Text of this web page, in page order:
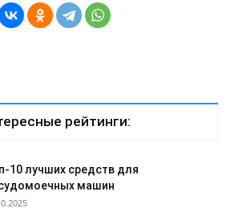
рейтинги:
10 лучших средств для
машин